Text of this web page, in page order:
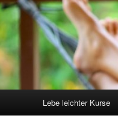
Lebe leichter Kurse